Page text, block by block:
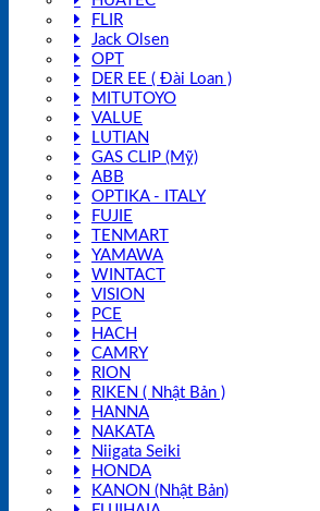
FLIR
Jack Olsen
OPT
DER EE ( Đài Loan )
MITUTOYO
VALUE
LUTIAN
GAS CLIP (Mỹ)
ABB
OPTIKA - ITALY
FUJIE
TENMART
YAMAWA
WINTACT
VISION
PCE
HACH
CAMRY
RION
RIKEN ( Nhật Bản )
HANNA
NAKATA
Niigata Seiki
HONDA
KANON (Nhật Bản)